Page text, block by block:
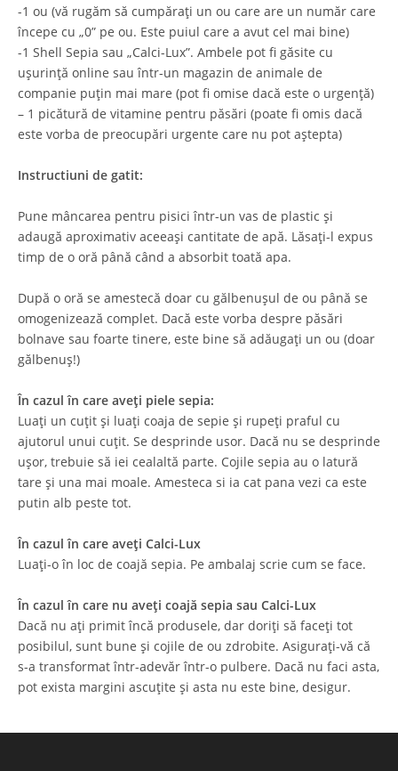
-1 ou (vă rugăm să cumpărați un ou care are un număr care
începe cu „0” pe ou. Este puiul care a avut cel mai bine)
-1 Shell Sepia sau „Calci-Lux”. Ambele pot fi găsite cu
ușurință online sau într-un magazin de animale de
companie puțin mai mare (pot fi omise dacă este o urgență)
– 1 picătură de vitamine pentru păsări (poate fi omis dacă
este vorba de preocupări urgente care nu pot aștepta)
Instructiuni de gatit:
Pune mâncarea pentru pisici într-un vas de plastic și
adaugă aproximativ aceeași cantitate de apă. Lăsați-l expus
timp de o oră până când a absorbit toată apa.
După o oră se amestecă doar cu gălbenușul de ou până se
omogenizează complet. Dacă este vorba despre păsări
bolnave sau foarte tinere, este bine să adăugați un ou (doar
gălbenuș!)
În cazul în care aveți piele sepia:
Luați un cuțit și luați coaja de sepie și rupeți praful cu
ajutorul unui cuțit. Se desprinde usor. Dacă nu se desprinde
ușor, trebuie să iei cealaltă parte. Cojile sepia au o latură
tare și una mai moale. Amesteca si ia cat pana vezi ca este
putin alb peste tot.
În cazul în care aveți Calci-Lux
Luați-o în loc de coajă sepia. Pe ambalaj scrie cum se face.
În cazul în care nu aveți coajă sepia sau Calci-Lux
Dacă nu ați primit încă produsele, dar doriți să faceți tot
posibilul, sunt bune și cojile de ou zdrobite. Asigurați-vă că
s-a transformat într-adevăr într-o pulbere. Dacă nu faci asta,
pot exista margini ascuțite și asta nu este bine, desigur.